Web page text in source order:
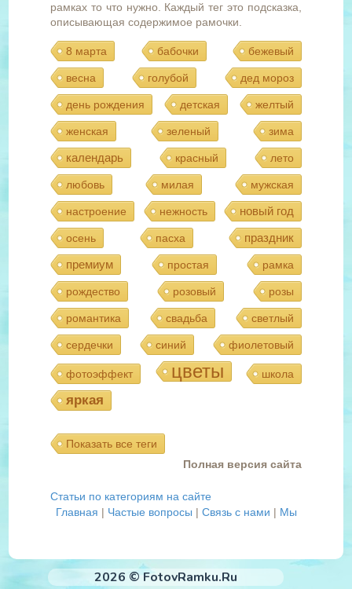
рамках то что нужно. Каждый тег это подсказка,
описывающая содержимое рамочки.
8 марта бабочки бежевый
весна голубой дед мороз
день рождения детская желтый
женская зеленый зима
календарь красный лето
любовь милая мужская
настроение нежность новый год
осень пасха
праздник
премиум
простая рамка
рождество розовый розы
романтика свадьба светлый
сердечки синий фиолетовый
фотоэффект цветы школа
яркая
Показать все теги
Полная версия сайта
Статьи по категориям на сайте
Главная | Частые вопросы | Связь с нами | Мы
2026 © FotovRamku.Ru